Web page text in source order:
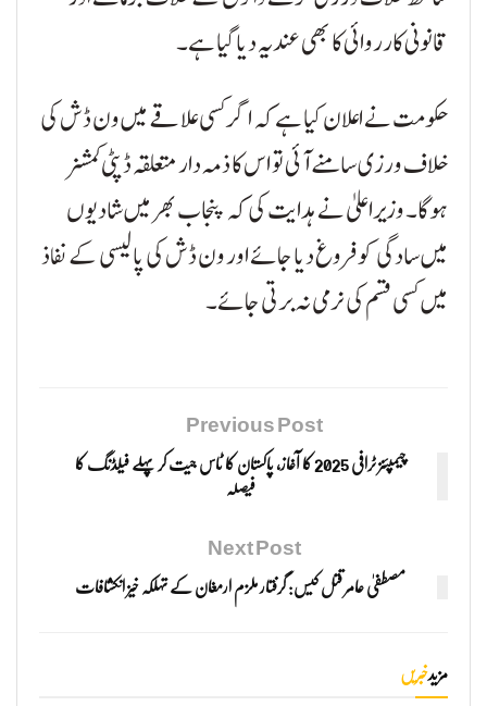
قانونی کارروائی کا بھی عندیہ دیا گیا ہے۔
حکومت نے اعلان کیا ہے کہ اگر کسی علاقے میں ون ڈش کی
خلاف ورزی سامنے آئی تو اس کا ذمہ دار متعلقہ ڈپٹی کمشنر
ہوگا۔ وزیراعلیٰ نے ہدایت کی کہ پنجاب بھر میں شادیوں
میں سادگی کو فروغ دیا جائے اور ون ڈش کی پالیسی کے نفاذ
میں کسی قسم کی نرمی نہ برتی جائے۔
Previous Post
چیمپئنز ٹرافی 2025 کا آغاز، پاکستان کا ٹاس جیت کر پہلے فیلڈنگ کا
فیصلہ
Next Post
مصطفیٰ عامر قتل کیس: گرفتار ملزم ارمغان کے تہلکہ خیز انکشافات
مزیدخبریں